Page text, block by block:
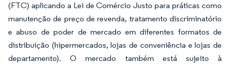
(FTC) aplicando a Lei de Comércio Justo para práticas como
manutenção de preço de revenda, tratamento discriminatório
e abuso de poder de mercado em diferentes formatos de
distribuição (hipermercados, lojas de conveniência e lojas de
departamento). O mercado também está sujeito à